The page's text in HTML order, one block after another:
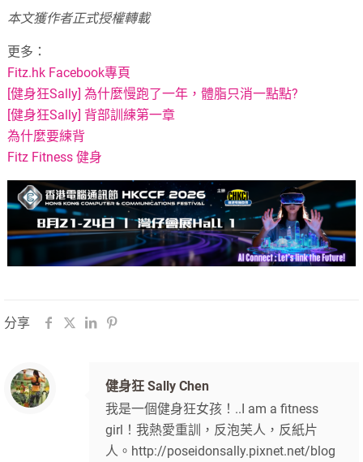
本文獲作者正式授權轉載
更多：
Fitz.hk Facebook專頁
[健身狂Sally] 為什麼慢跑了一年，體脂只消一點點?
[健身狂Sally] 背部訓練第一章
為什麼要練背
Fitz Fitness 健身
分享
健身狂 Sally Chen
我是一個健身狂女孩！..I am a fitness
girl！我熱愛重訓，反泡芙人，反紙片
人。http://poseidonsally.pixnet.net/blog